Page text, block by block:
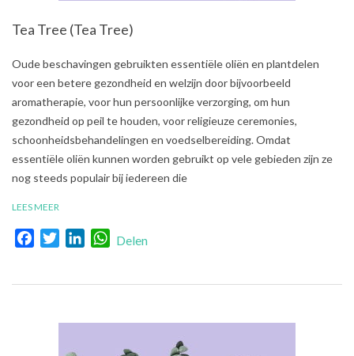
Tea Tree (Tea Tree)
2021-
Oude beschavingen gebruikten essentiële oliën en plantdelen
voor een betere gezondheid en welzijn door bijvoorbeeld
aromatherapie, voor hun persoonlijke verzorging, om hun
gezondheid op peil te houden, voor religieuze ceremonies,
schoonheidsbehandelingen en voedselbereiding. Omdat
essentiële oliën kunnen worden gebruikt op vele gebieden zijn ze
nog steeds populair bij iedereen die
LEES MEER
FacebookTwitterLinkedInWhatsApp
Delen